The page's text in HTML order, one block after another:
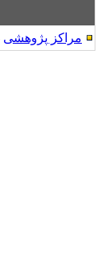
مراکز پژوهشی- 1391/9/6 -